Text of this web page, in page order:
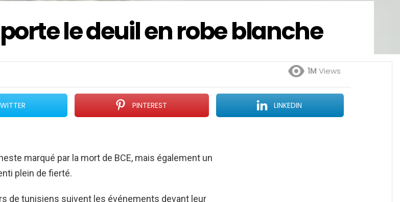
le deuil en robe blanche
1M Views
PINTEREST LINKEDIN
marqué par la mort de BCE, mais également un
plein de fierté.
de tunisiens suivent les événements devant leur